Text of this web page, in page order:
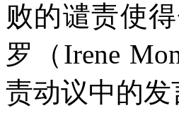
败的谴责使
罗（ Irene
责动议中的发